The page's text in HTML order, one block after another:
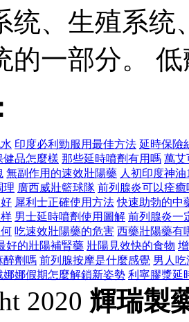
统、生殖系
的一部分。
印度必利勁服用最佳方法 延時保險
健品怎麼樣 那些延時噴劑有用嗎 萬艾
無副作用的速效壯陽藥 人初印度神
理 廣西威壯籃球隊 前列腺炎可以痊癒
犀利士正確使用方法 快速助勃的中
男士延時噴劑使用圖解 前列腺炎一
吃速效壯陽藥的危害 西藥壯陽藥有
好的壯陽補腎藥 壯陽見效快的食物
醉劑嗎 前列腺按摩是什麼感覺 男人
娜娜假期怎麼解鎖新姿勢 利寧膠漿延
2020 輝瑞製